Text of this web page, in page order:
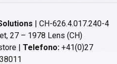
| CH-626.4.017.240-4
27 – 1978 Lens (CH)
| Telefono: +41(0)27